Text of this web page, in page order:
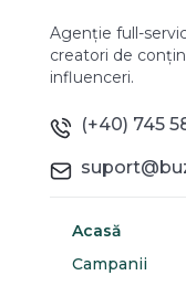
Agenție full-
creatori de
influenceri.
(+40) 745
Acasă
Campanii